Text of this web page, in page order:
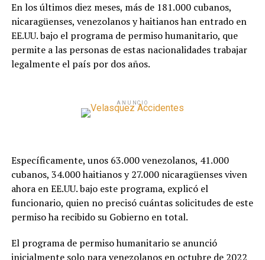
En los últimos diez meses, más de 181.000 cubanos,
nicaragüenses, venezolanos y haitianos han entrado en
EE.UU. bajo el programa de permiso humanitario, que
permite a las personas de estas nacionalidades trabajar
legalmente el país por dos años.
ANUNCIO
Específicamente, unos 63.000 venezolanos, 41.000
cubanos, 34.000 haitianos y 27.000 nicaragüenses viven
ahora en EE.UU. bajo este programa, explicó el
funcionario, quien no precisó cuántas solicitudes de este
permiso ha recibido su Gobierno en total.
El programa de permiso humanitario se anunció
inicialmente solo para venezolanos en octubre de 2022